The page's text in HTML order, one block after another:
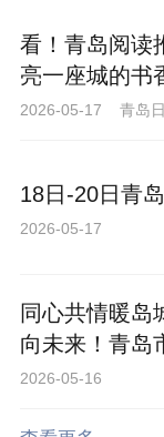
看！青岛阅读
亮一座城的书
2026-05-17 青岛
18日-20日青
2026-05-17
同心共情暖岛
向未来！青岛
全国助残日现
2026-05-16